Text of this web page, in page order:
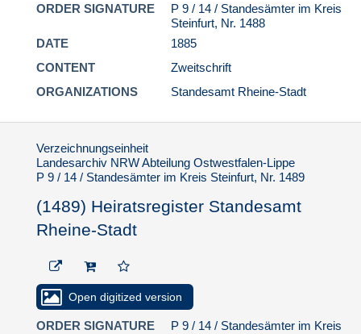
Standesamt Rheine-
Stadt
Standesamt Rheine-
Stadt
Standesamt Rheine-
(1518) Heiratsregister
Standesamt Rheine-
ORDER SIGNATURE
P 9 / 14 / Standesämter im Kreis
Steinfurt, Nr. 1488
DATE
1885
CONTENT
Zweitschrift
ORGANIZATIONS
Standesamt Rheine-Stadt
Verzeichnungseinheit
Landesarchiv NRW Abteilung Ostwestfalen-Lippe
P 9 / 14 / Standesämter im Kreis Steinfurt, Nr. 1489
(1489) Heiratsregister Standesamt
Rheine-Stadt
Open digitized version
ORDER SIGNATURE
P 9 / 14 / Standesämter im Kreis